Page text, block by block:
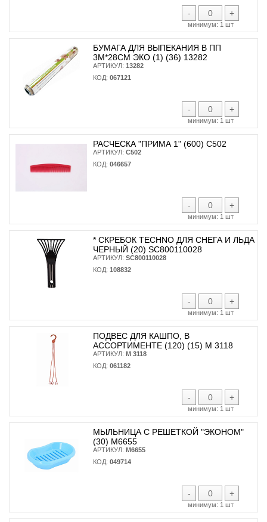
- +
минимум: 1 шт
БУМАГА ДЛЯ ВЫПЕКАНИЯ В ПП
3М*28СМ ЭКО (1) (36) 13282
АРТИКУЛ: 13282
КОД: 067121
- +
минимум: 1 шт
РАСЧЕСКА "ПРИМА 1" (600) С502
АРТИКУЛ: С502
КОД: 046657
- +
минимум: 1 шт
* CКРЕБОК TECHNO ДЛЯ СНЕГА И ЛЬДА
ЧЕРНЫЙ (20) SC800110028
АРТИКУЛ: SC800110028
КОД: 108832
- +
минимум: 1 шт
ПОДВЕС ДЛЯ КАШПО, В
АССОРТИМЕНТЕ (120) (15) М 3118
АРТИКУЛ: М 3118
КОД: 061182
- +
минимум: 1 шт
МЫЛЬНИЦА С РЕШЕТКОЙ "ЭКОНОМ"
(30) М6655
АРТИКУЛ: М6655
КОД: 049714
- +
минимум: 1 шт